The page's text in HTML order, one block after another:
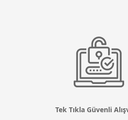
Tek Tıkla Güvenli